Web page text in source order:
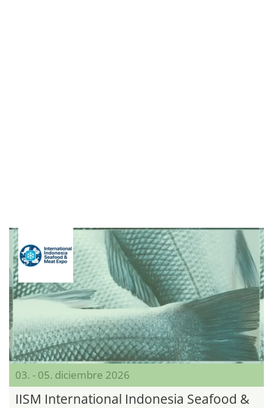
03. - 05. diciembre 2026
IISM International Indonesia Seafood &